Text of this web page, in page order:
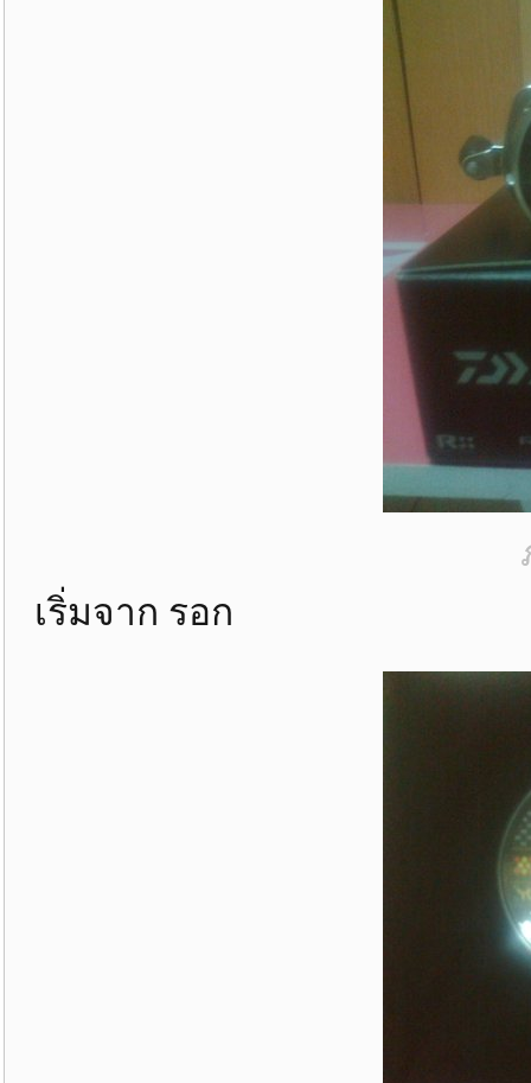
เริ่มจาก รอก